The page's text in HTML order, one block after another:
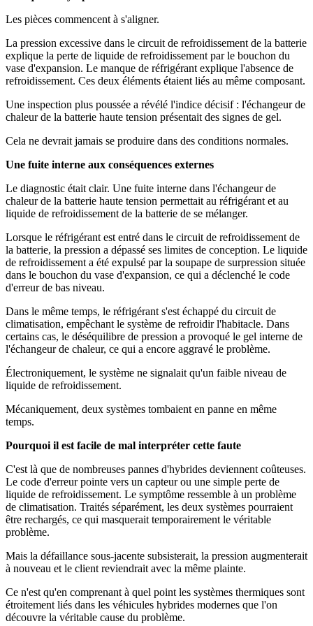
Les pièces commencent à s'aligner.
La pression excessive dans le circuit de refroidissement de la batterie
explique la perte de liquide de refroidissement par le bouchon du
vase d'expansion. Le manque de réfrigérant explique l'absence de
refroidissement. Ces deux éléments étaient liés au même composant.
Une inspection plus poussée a révélé l'indice décisif : l'échangeur de
chaleur de la batterie haute tension présentait des signes de gel.
Cela ne devrait jamais se produire dans des conditions normales.
Une fuite interne aux conséquences externes
Le diagnostic était clair. Une fuite interne dans l'échangeur de
chaleur de la batterie haute tension permettait au réfrigérant et au
liquide de refroidissement de la batterie de se mélanger.
Lorsque le réfrigérant est entré dans le circuit de refroidissement de
la batterie, la pression a dépassé ses limites de conception. Le liquide
de refroidissement a été expulsé par la soupape de surpression située
dans le bouchon du vase d'expansion, ce qui a déclenché le code
d'erreur de bas niveau.
Dans le même temps, le réfrigérant s'est échappé du circuit de
climatisation, empêchant le système de refroidir l'habitacle. Dans
certains cas, le déséquilibre de pression a provoqué le gel interne de
l'échangeur de chaleur, ce qui a encore aggravé le problème.
Électroniquement, le système ne signalait qu'un faible niveau de
liquide de refroidissement.
Mécaniquement, deux systèmes tombaient en panne en même
temps.
Pourquoi il est facile de mal interpréter cette faute
C'est là que de nombreuses pannes d'hybrides deviennent coûteuses.
Le code d'erreur pointe vers un capteur ou une simple perte de
liquide de refroidissement. Le symptôme ressemble à un problème
de climatisation. Traités séparément, les deux systèmes pourraient
être rechargés, ce qui masquerait temporairement le véritable
problème.
Mais la défaillance sous-jacente subsisterait, la pression augmenterait
à nouveau et le client reviendrait avec la même plainte.
Ce n'est qu'en comprenant à quel point les systèmes thermiques sont
étroitement liés dans les véhicules hybrides modernes que l'on
découvre la véritable cause du problème.